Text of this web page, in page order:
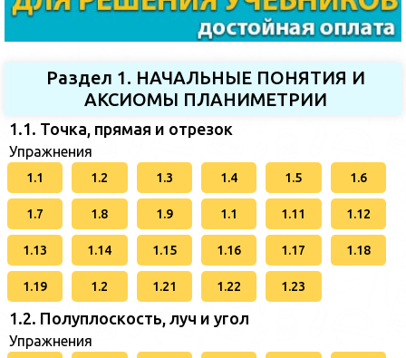
Раздел 1. НАЧАЛЬНЫЕ ПОНЯТИЯ И
АКСИОМЫ ПЛАНИМЕТРИИ
1.1. Точка, прямая и отрезок
Упражнения
1.1 1.2 1.3 1.4 1.5 1.6
1.7 1.8 1.9 1.1 1.11 1.12
1.13 1.14 1.15 1.16 1.17 1.18
1.19 1.2 1.21 1.22 1.23
1.2. Полуплоскость, луч и угол
Упражнения